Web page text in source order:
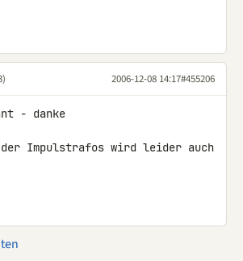
2006-12-08 14:17#455206
- danke
der Impulstrafos wird leider auch